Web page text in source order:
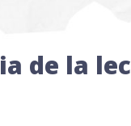
de la